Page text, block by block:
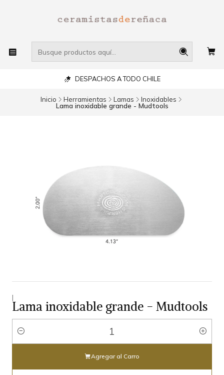
DESPACHOS A TODO CHILE
Inicio Herramientas Lamas Inoxidables
Lama inoxidable grande - Mudtools
|
Lama inoxidable grande - Mudtools
Cantidad
Agregar al Carro